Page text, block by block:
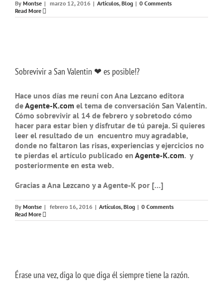
By Montse | marzo 12, 2016 | Artículos,Blog | 0 Comments
Read More
Sobrevivir a San Valentin ❤ es posible!?
Hace unos días me reuní con Ana Lezcano editora
deAgente-K.com el tema de conversación San Valentin.
Cómo sobrevivir al 14 de febrero y sobretodo cómo
hacer para estar bien y disfrutar de tú pareja. Si quieres
leer el resultado de un encuentro muy agradable,
donde no faltaron las risas, experiencias y ejercicios no
te pierdas el artículo publicado en Agente-K.com. y
posteriormente en esta web.
Gracias a Ana Lezcano y a Agente-K por […]
By Montse | febrero 16, 2016 | Artículos,Blog | 0 Comments
Read More
Érase una vez, diga lo que diga él siempre tiene la razón.